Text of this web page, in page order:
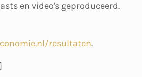
en video's geproduceerd.
resultaten.